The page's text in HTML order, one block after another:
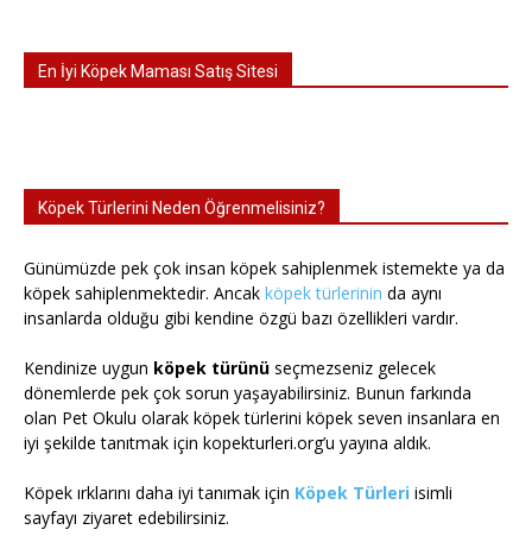
En İyi Köpek Maması Satış Sitesi
Köpek Türlerini Neden Öğrenmelisiniz?
Günümüzde pek çok insan köpek sahiplenmek istemekte ya da
köpek sahiplenmektedir. Ancak köpek türlerinin da aynı
insanlarda olduğu gibi kendine özgü bazı özellikleri vardır.
Kendinize uygun köpek türünü seçmezseniz gelecek
dönemlerde pek çok sorun yaşayabilirsiniz. Bunun farkında
olan Pet Okulu olarak köpek türlerini köpek seven insanlara en
iyi şekilde tanıtmak için kopekturleri.org’u yayına aldık.
Köpek ırklarını daha iyi tanımak için Köpek Türleri isimli
sayfayı ziyaret edebilirsiniz.